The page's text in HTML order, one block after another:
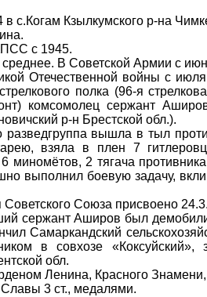
с.Когам Кзылкумского р-на
с 1945.
В Советской Армии с
Отечественной войны с июля
полка (96-я
комсомолец сержант
р-н Брестской обл.).
вышла в тыл
взяла в плен 7
миномётов, 2 тягача
выполнил боевую задачу,
Союза присвоено
сержант Аширов был
Самаркандский
в совхозе «Коксуйский»,
обл.
Ленина, Красного Знамени,
3 ст., медалями.